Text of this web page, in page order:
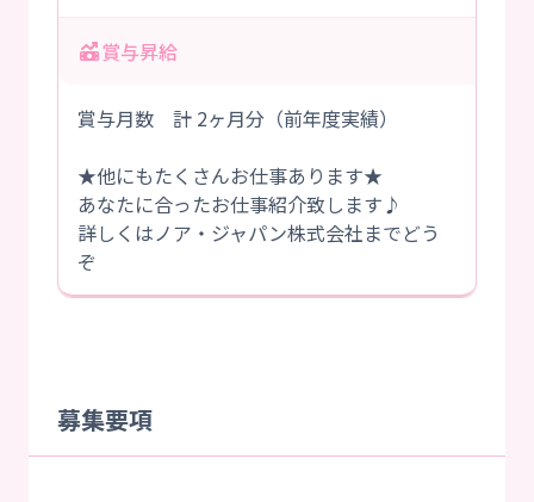
賞与昇給
賞与月数 計 2ヶ月分（前年度実績）
★他にもたくさんお仕事あります★
あなたに合ったお仕事紹介致します♪
詳しくはノア・ジャパン株式会社までどう
ぞ
募集要項